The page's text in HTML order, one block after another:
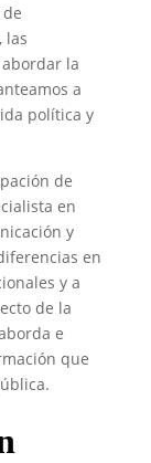
las
la
a
política y
de
en
y
en
y a
de la
e
que